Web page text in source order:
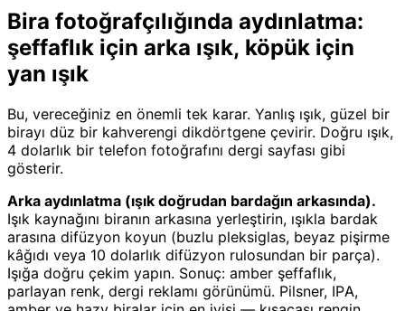
Bira fotoğrafçılığında aydınlatma:
şeffaflık için arka ışık, köpük için
yan ışık
Bu, vereceğiniz en önemli tek karar. Yanlış ışık, güzel bir
birayı düz bir kahverengi dikdörtgene çevirir. Doğru ışık,
4 dolarlık bir telefon fotoğrafını dergi sayfası gibi
gösterir.
Arka aydınlatma (ışık doğrudan bardağın arkasında).
Işık kaynağını biranın arkasına yerleştirin, ışıkla bardak
arasına difüzyon koyun (buzlu pleksiglas, beyaz pişirme
kâğıdı veya 10 dolarlık difüzyon rulosundan bir parça).
Işığa doğru çekim yapın. Sonuç: amber şeffaflık,
parlayan renk, dergi reklamı görünümü. Pilsner, IPA,